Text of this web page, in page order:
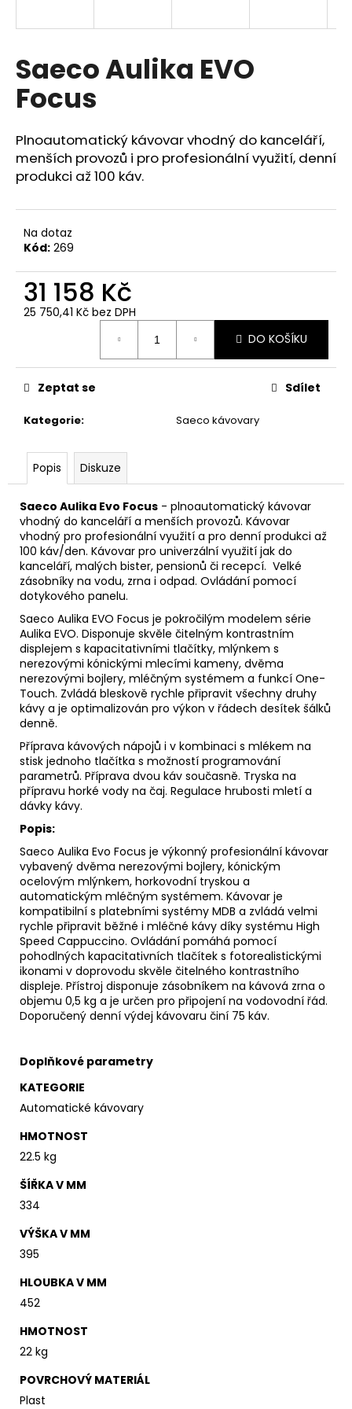
Saeco Aulika EVO
Focus
Plnoautomatický kávovar vhodný do kanceláří,
menších provozů i pro profesionální využití, denní
produkci až 100 káv.
Na dotaz
Kód: 269
31 158 Kč
25 750,41 Kč bez DPH
DO KOŠÍKU
Kategorie: Saeco kávovary
Zeptat se Sdílet
Popis Diskuze
Saeco Aulika Evo Focus - plnoautomatický kávovar
vhodný do kanceláří a menších provozů. Kávovar
vhodný pro profesionální využití a pro denní produkci až
100 káv/den. Kávovar pro univerzální využití jak do
kanceláří, malých bister, pensionů či recepcí. Velké
zásobníky na vodu, zrna i odpad. Ovládání pomocí
dotykového panelu.
Saeco Aulika EVO Focus je pokročilým modelem série
Aulika EVO. Disponuje skvěle čitelným kontrastním
displejem s kapacitativními tlačítky, mlýnkem s
nerezovými kónickými mlecími kameny, dvěma
nerezovými bojlery, mléčným systémem a funkcí One-
Touch. Zvládá bleskově rychle připravit všechny druhy
kávy a je optimalizován pro výkon v řádech desítek šálků
denně.
Příprava kávových nápojů i v kombinaci s mlékem na
stisk jednoho tlačítka s možností programování
parametrů. Příprava dvou káv současně. Tryska na
přípravu horké vody na čaj. Regulace hrubosti mletí a
dávky kávy.
Popis:
Saeco Aulika Evo Focus je výkonný profesionální kávovar
vybavený dvěma nerezovými bojlery, kónickým
ocelovým mlýnkem, horkovodní tryskou a
automatickým mléčným systémem. Kávovar je
kompatibilní s platebními systémy MDB a zvládá velmi
rychle připravit běžné i mléčné kávy díky systému High
Speed Cappuccino. Ovládání pomáhá pomocí
pohodlných kapacitativních tlačítek s fotorealistickými
ikonami v doprovodu skvěle čitelného kontrastního
displeje. Přístroj disponuje zásobníkem na kávová zrna o
objemu 0,5 kg a je určen pro připojení na vodovodní řád.
Doporučený denní výdej kávovaru činí 75 káv.
Doplňkové parametry
KATEGORIE
Automatické kávovary
HMOTNOST
22.5 kg
ŠÍŘKA V MM
334
VÝŠKA V MM
395
HLOUBKA V MM
452
HMOTNOST
22 kg
POVRCHOVÝ MATERIÁL
Plast
í
t
?
HLEDAT
D
o
p
o
u
m
COLOMBIA
-
SUPREMO
BUCAMARANGA
345
Kč